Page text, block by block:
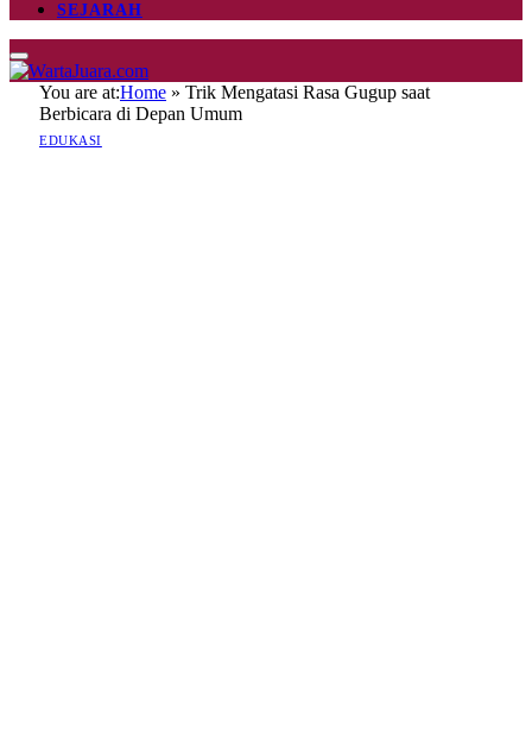
SEJARAH
You are at:Home » Trik Mengatasi Rasa Gugup saat
Berbicara di Depan Umum
EDUKASI